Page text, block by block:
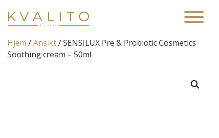
Main Navigation
Hjem /Ansikt/ SENSILUX Pre & Probiotic Cosmetics
Soothing cream – 50ml